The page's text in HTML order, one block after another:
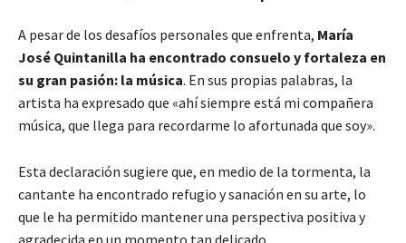
A pesar de los desafíos personales que enfrenta, María
José Quintanilla ha encontrado consuelo y fortaleza en
su gran pasión: la música. En sus propias palabras, la
artista ha expresado que «ahí siempre está mi compañera
música, que llega para recordarme lo afortunada que soy».
Esta declaración sugiere que, en medio de la tormenta, la
cantante ha encontrado refugio y sanación en su arte, lo
que le ha permitido mantener una perspectiva positiva y
agradecida en un momento tan delicado.